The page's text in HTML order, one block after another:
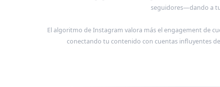
seguidores—dando a
El algoritmo de Instagram valora más el engagement de
conectando tu contenido con cuentas influyentes